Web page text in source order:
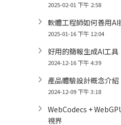
2025-02-01 下午 2:58
軟體工程師如何善用AI
2025-01-16 下午 12:04
好用的簡報生成AI工具
2024-12-16 下午 4:39
產品體驗設計概念介紹
2024-12-09 下午 3:18
WebCodecs +
視界